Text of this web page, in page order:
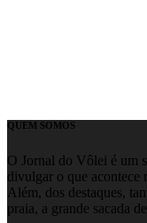
QUEM SOMOS
O Jornal do Vôlei é um
divulgar o que
Além, dos destaques,
praia, a grande sacada